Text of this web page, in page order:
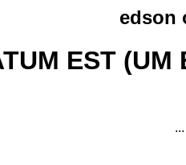
edson
EST (UM
...